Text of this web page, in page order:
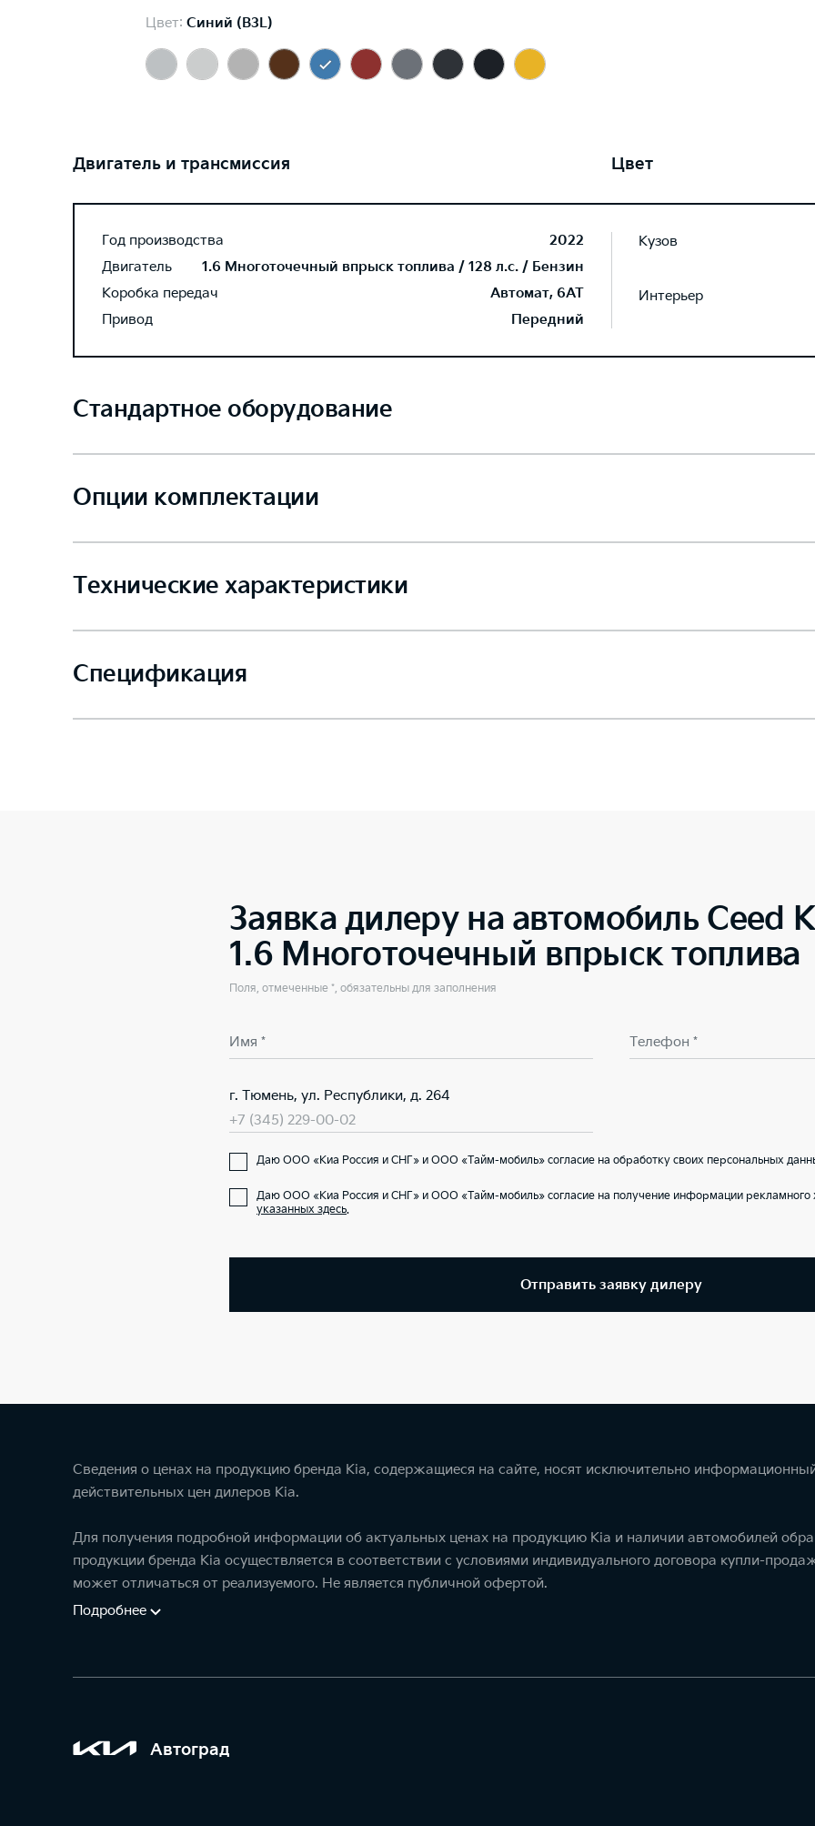
Цвет: Синий (B3L)
Двигатель и трансмиссия
Год производства
2022
Двигатель
1.6 Многоточечный впрыск топлива / 128 л.с. / Бензин
Коробка передач
Автомат, 6AT
Привод
Передний
Цвет
Кузов
Интерьер
Стандартное оборудование
Опции комплектации
Технические характеристики
Спецификация
Заявка дилеру на автомобиль Ceed
1.6 Многоточечный впрыск топлива
Поля, отмеченные *, обязательны для заполнения
Имя * Телефон *
г. Тюмень, ул. Республики, д. 264
+7 (345) 229-00-02
Даю ООО «Киа Россия и СНГ» и ООО «Тайм-мобиль» согласие на обработку своих персональных
Даю ООО «Киа Россия и СНГ» и ООО «Тайм-мобиль» согласие на получение информации рекламного
указанных здесь.
Отправить заявку дилеру
Сведения о ценах на продукцию бренда Kia, содержащиеся на сайте, носят исключительно
действительных цен дилеров Kia.
Для получения подробной информации об актуальных ценах на продукцию Kia и наличии автомобилей
продукции бренда Kia осуществляется в соответствии с условиями индивидуального договора купли-
может отличаться от реализуемого. Не является публичной офертой.
Подробнее
Автоград